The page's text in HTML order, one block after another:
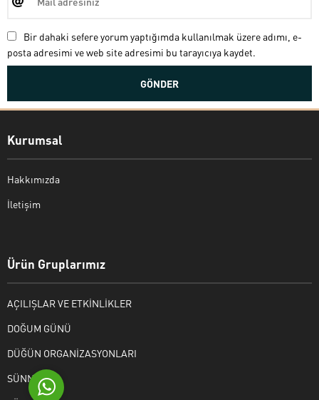
Bir dahaki sefere yorum yaptığımda kullanılmak üzere adımı, e-
posta adresimi ve web site adresimi bu tarayıcıya kaydet.
Kurumsal
Hakkımızda
İletişim
Ürün Gruplarımız
AÇILIŞLAR VE ETKİNLİKLER
DOĞUM GÜNÜ
DÜĞÜN ORGANİZASYONLARI
SÜNNET